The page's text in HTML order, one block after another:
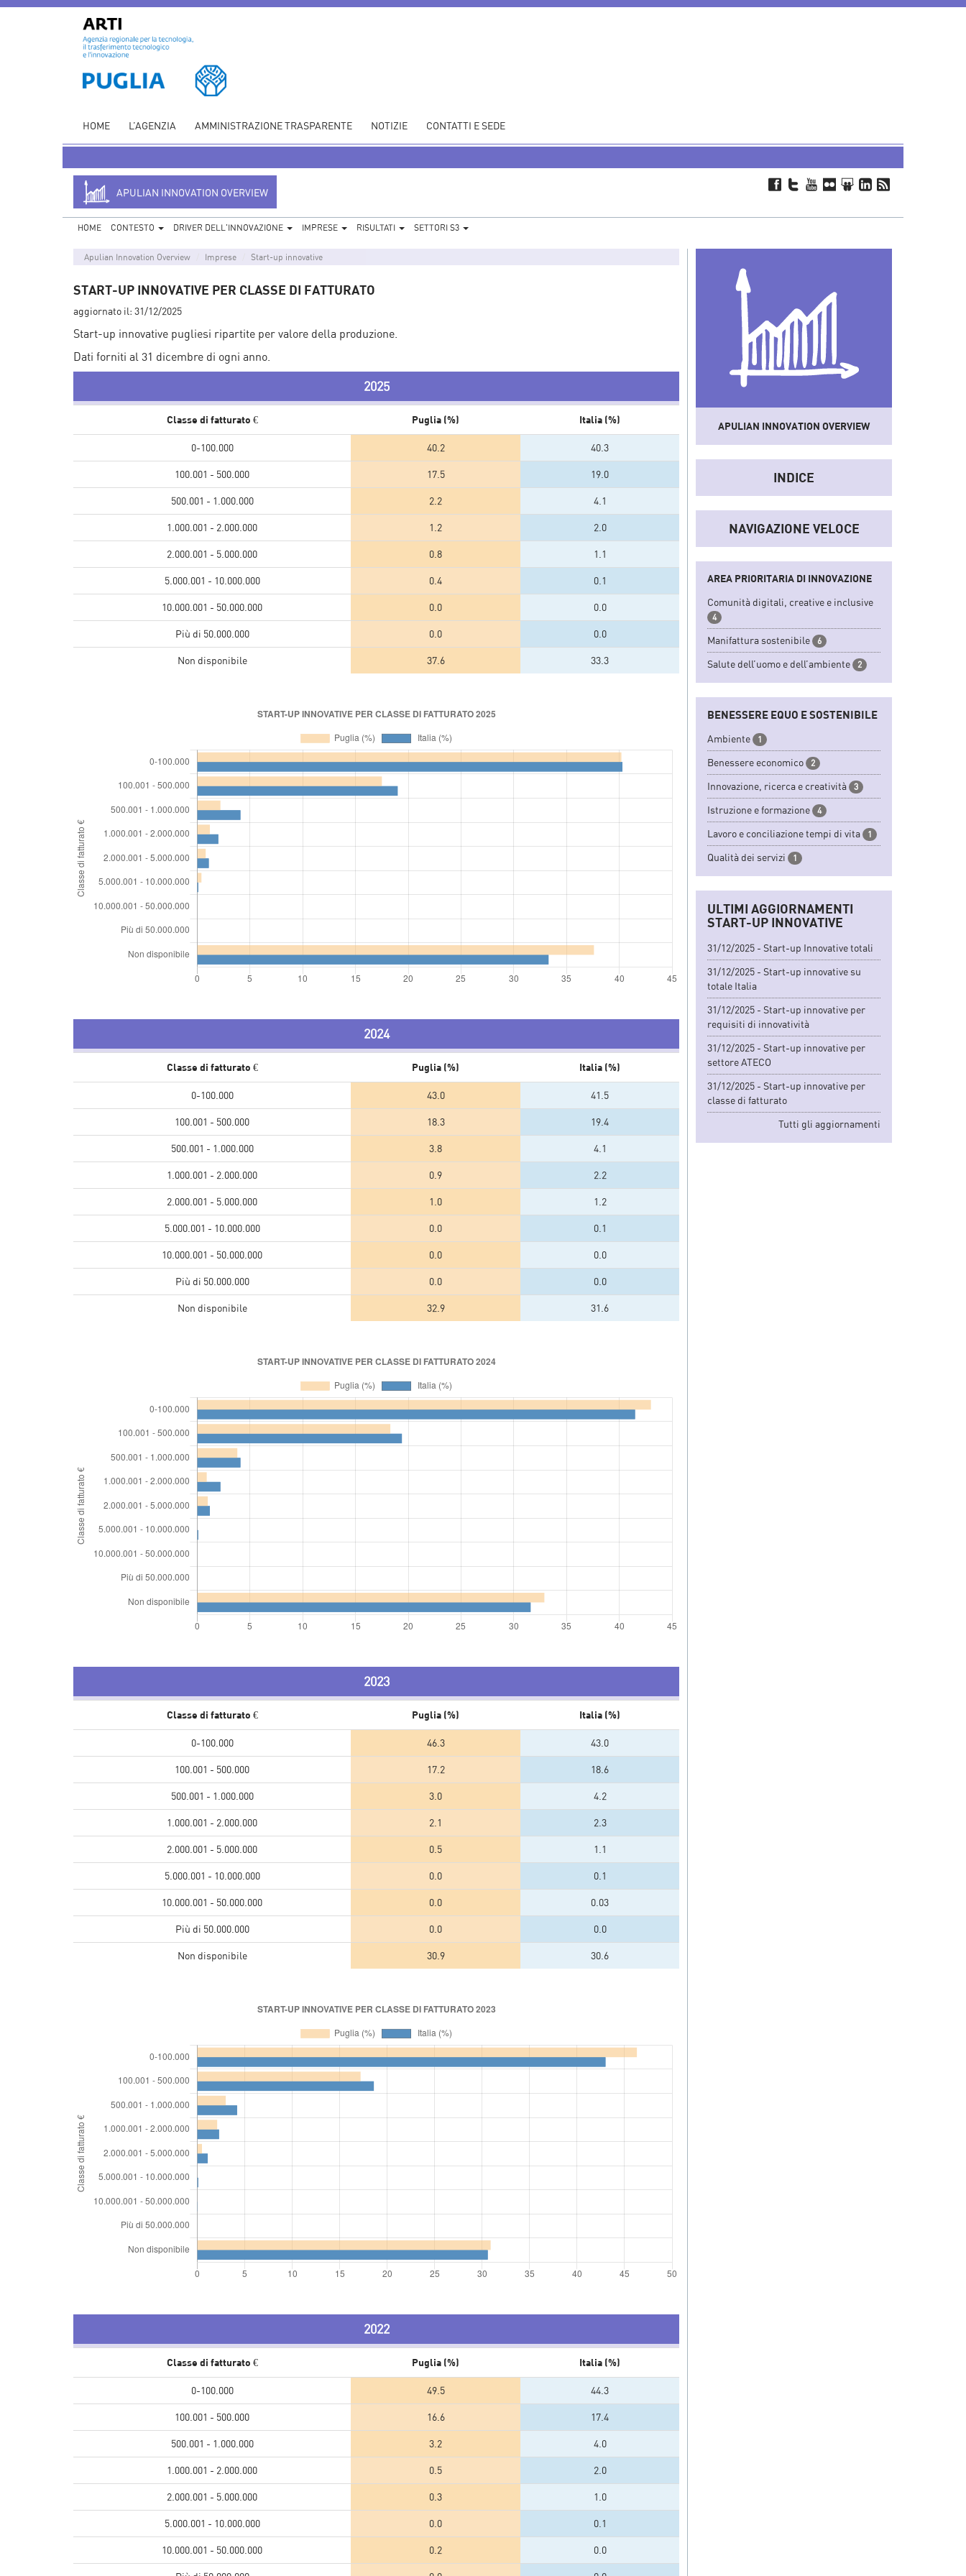
HOME L’AGENZIA AMMINISTRAZIONE TRASPARENTE NOTIZIE CONTATTI E SEDE
APULIAN INNOVATION OVERVIEW
HOME CONTESTO DRIVER DELL'INNOVAZIONE IMPRESE RISULTATI SETTORI S3
Apulian Innovation Overview Imprese Start-up innovative
START-UP INNOVATIVE PER CLASSE DI FATTURATO
aggiornato il: 31/12/2025
Start-up innovative pugliesi ripartite per valore della produzione.
Dati forniti al 31 dicembre di ogni anno.
2025
Classe di fatturato € Puglia (%) Italia (%)
0-100.000 40.2 40.3
100.001 - 500.000 17.5 19.0
500.001 - 1.000.000 2.2 4.1
1.000.001 - 2.000.000 1.2 2.0
2.000.001 - 5.000.000 0.8 1.1
5.000.001 - 10.000.000 0.4 0.1
10.000.001 - 50.000.000 0.0 0.0
Più di 50.000.000 0.0 0.0
Non disponibile 37.6 33.3
2024
Classe di fatturato € Puglia (%) Italia (%)
0-100.000 43.0 41.5
100.001 - 500.000 18.3 19.4
500.001 - 1.000.000 3.8 4.1
1.000.001 - 2.000.000 0.9 2.2
2.000.001 - 5.000.000 1.0 1.2
5.000.001 - 10.000.000 0.0 0.1
10.000.001 - 50.000.000 0.0 0.0
Più di 50.000.000 0.0 0.0
Non disponibile 32.9 31.6
2023
Classe di fatturato € Puglia (%) Italia (%)
0-100.000 46.3 43.0
100.001 - 500.000 17.2 18.6
500.001 - 1.000.000 3.0 4.2
1.000.001 - 2.000.000 2.1 2.3
2.000.001 - 5.000.000 0.5 1.1
5.000.001 - 10.000.000 0.0 0.1
10.000.001 - 50.000.000 0.0 0.03
Più di 50.000.000 0.0 0.0
Non disponibile 30.9 30.6
2022
Classe di fatturato € Puglia (%) Italia (%)
0-100.000 49.5 44.3
100.001 - 500.000 16.6 17.4
500.001 - 1.000.000 3.2 4.0
1.000.001 - 2.000.000 0.5 2.0
2.000.001 - 5.000.000 0.3 1.0
5.000.001 - 10.000.000 0.0 0.1
10.000.001 - 50.000.000 0.2 0.0
APULIAN INNOVATION OVERVIEW
Unostrumentoche sistematizza dati e
informazioni del sistema socio-
economico e dell'innovazione regionale
INDICE
NAVIGAZIONE VELOCE
AREA PRIORITARIA DI INNOVAZIONE
Comunità digitali, creative e inclusive
4
Manifattura sostenibile 6
Salute dell’uomo e dell’ambiente 2
BENESSERE EQUO E SOSTENIBILE
Ambiente 1
Benessere economico 2
Innovazione, ricerca e creatività 3
Istruzione e formazione 4
Lavoro e conciliazione tempi di vita 1
Qualità dei servizi 1
ULTIMI AGGIORNAMENTI
START-UP INNOVATIVE
31/12/2025 - Start-up Innovative totali
31/12/2025 - Start-up innovative su
totale Italia
31/12/2025 - Start-up innovative per
requisiti di innovatività
31/12/2025 - Start-up innovative per
settore ATECO
31/12/2025 - Start-up innovative per
classe di fatturato
Tutti gli aggiornamenti